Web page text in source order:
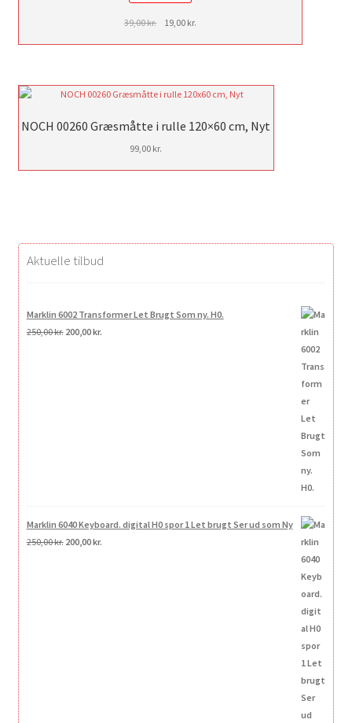
39,00kr. Den
39,00 kr..
19,00 kr.Den
19,00 kr..
NOCH 00260 Græsmåtte i rulle 120×60 cm, Nyt
99,00 kr.
Aktuelle tilbud
Marklin 6002 Transformer Let Brugt Som ny. H0.
250,00kr. Den
200,00kr.Den
Marklin 6040 Keyboard. digital H0 spor 1 Let brugt Ser ud som Ny
250,00kr. Den
200,00kr.Den